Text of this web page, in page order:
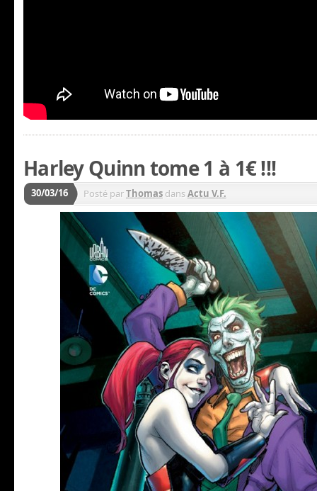
Harley Quinn tome 1 à 1€ !!!
30/03/16 Posté parThomas dansActu V.F.